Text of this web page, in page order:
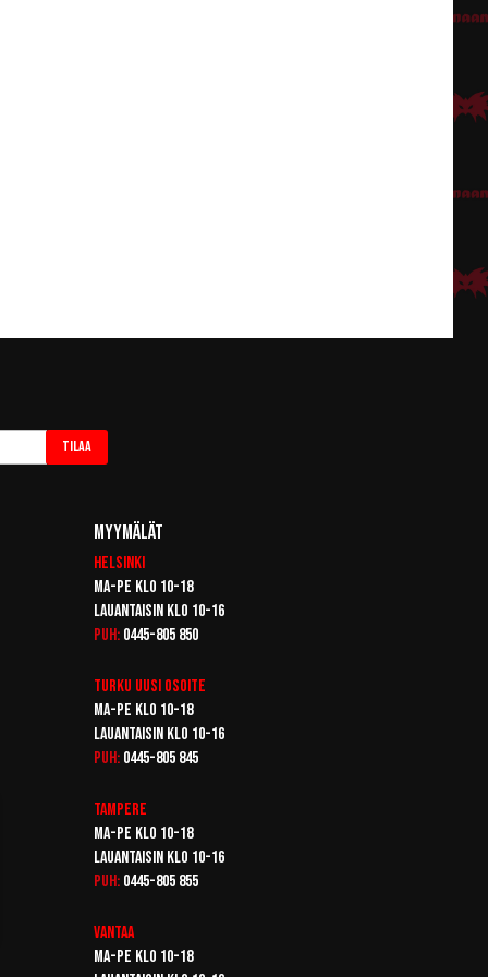
Tilaa
Myymälät
Helsinki
Ma-pe klo 10-18
Lauantaisin klo 10-16
Puh: 0445-805 850
Turku Uusi osoite
Ma-pe klo 10-18
Lauantaisin klo 10-16
Puh: 0445-805 845
Tampere
Ma-pe klo 10-18
Lauantaisin klo 10-16
Puh: 0445-805 855
Vantaa
Ma-pe klo 10-18